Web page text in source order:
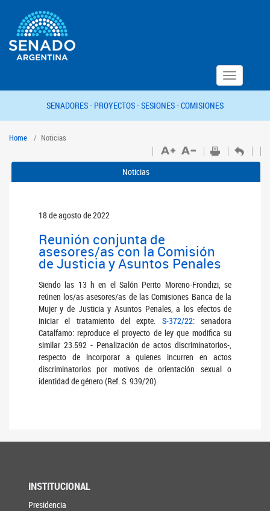
Toggle
navigation
SENADORES - PROYECTOS -SESIONES -COMISIONES
Home Noticias
Noticias
18 de agosto de 2022
Reunión conjunta de
asesores/as con la Comisión
de Justicia y Asuntos Penales
Siendo las 13 h en el Salón Perito Moreno-Frondizi, se
reúnen los/as asesores/as de las Comisiones Banca de la
Mujer y de Justicia y Asuntos Penales, a los efectos de
iniciar el tratamiento del expte. S-372/22: senadora
Catalfamo: reproduce el proyecto de ley que modifica su
similar 23.592 - Penalización de actos discriminatorios-,
respecto de incorporar a quienes incurren en actos
discriminatorios por motivos de orientación sexual o
identidad de género (Ref. S. 939/20).
INSTITUCIONAL
Presidencia